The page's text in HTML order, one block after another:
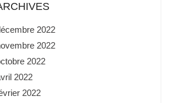
2022
2022
2022
2022
2022